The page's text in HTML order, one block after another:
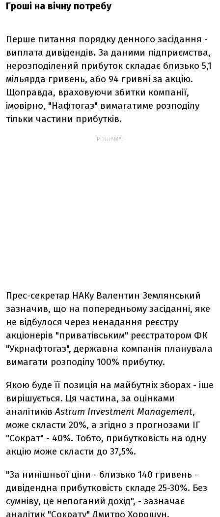
Гроші на вічну потребу
Перше питання порядку денного засідання -
виплата дивідендів. За даними підприємства,
нерозподілений прибуток складає близько 5,1
мільярда гривень, або 94 гривні за акцію.
Щоправда, враховуючи збитки компанії,
імовірно, "Нафтогаз" вимагатиме розподілу
тільки частини прибутків.
РЕКЛАМА:
Прес-секретар НАКу Валентин Землянський
зазначив, що на попередньому засіданні, яке
не відбулося через ненадання реєстру
акціонерів "приватівським" реєстратором ФК
"Укрнафтогаз", державна компанія планувала
вимагати розподілу 100% прибутку.
Якою буде її позиція на майбутніх зборах - іще
вирішується. Ця частина, за оцінками
аналітиківAstrum Investment Management,
може скласти 20%, а згідно з прогнозами ІГ
"Сократ" - 40%. Тобто, прибутковість на одну
акцію може скласти до 37,5%.
"За нинішньої ціни - близько 140 гривень -
дивідендна прибутковість складе 25-30%. Без
сумніву, це непоганий дохід", - зазначає
аналітик "Сократу" Дмитро Хорошун.